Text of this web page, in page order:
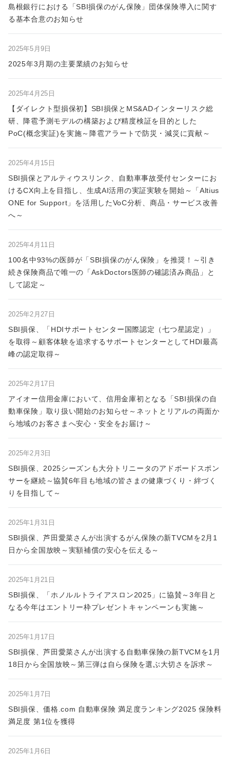
島根銀行における「SBI損保のがん保険」団体保険導入に関す
る基本合意のお知らせ
2025年5月9日
2025年3月期の主要業績のお知らせ
2025年4月25日
【ダイレクト型損保初】SBI損保とMS&ADインターリスク総
研、降雹予測モデルの構築および精度検証を目的とした
PoC(概念実証)を実施～降雹アラートで防災・減災に貢献～
2025年4月15日
SBI損保とアルティウスリンク、自動車事故受付センターにお
けるCX向上を目指し、生成AI活用の実証実験を開始～「Altius
ONE for Support」を活用したVoC分析、商品・サービス改善
へ～
2025年4月11日
100名中93%の医師が「SBI損保のがん保険」を推奨！～引き
続き保険商品で唯一の「AskDoctors医師の確認済み商品」と
して認定～
2025年2月27日
SBI損保、「HDIサポートセンター国際認定（七つ星認定）」
を取得～顧客体験を追求するサポートセンターとしてHDI最高
峰の認定取得～
2025年2月17日
アイオー信用金庫において、信用金庫初となる「SBI損保の自
動車保険」取り扱い開始のお知らせ～ネットとリアルの両面か
ら地域のお客さまへ安心・安全をお届け～
2025年2月3日
SBI損保、2025シーズンも大分トリニータのアドボードスポン
サーを継続～協賛6年目も地域の皆さまの健康づくり・絆づく
りを目指して～
2025年1月31日
SBI損保、芦田愛菜さんが出演するがん保険の新TVCMを2月1
日から全国放映～実額補償の安心を伝える～
2025年1月21日
SBI損保、「ホノルルトライアスロン2025」に協賛～3年目と
なる今年はエントリー枠プレゼントキャンペーンも実施～
2025年1月17日
SBI損保、芦田愛菜さんが出演する自動車保険の新TVCMを1月
18日から全国放映～第三弾は自ら保険を選ぶ大切さを訴求～
2025年1月7日
SBI損保、価格.com 自動車保険 満足度ランキング2025 保険料
満足度 第1位を獲得
2025年1月6日